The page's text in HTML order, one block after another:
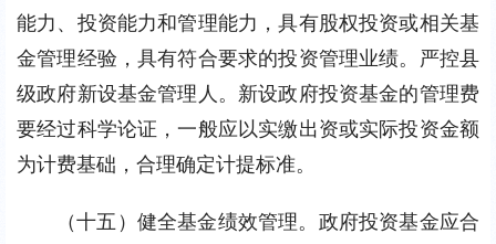
能力、投资能力和管理能力，具有股权投资或相关基
金管理经验，具有符合要求的投资管理业绩。严控县
级政府新设基金管理人。新设政府投资基金的管理费
要经过科学论证，一般应以实缴出资或实际投资金额
为计费基础，合理确定计提标准。
（十五）健全基金绩效管理。政府投资基金应合